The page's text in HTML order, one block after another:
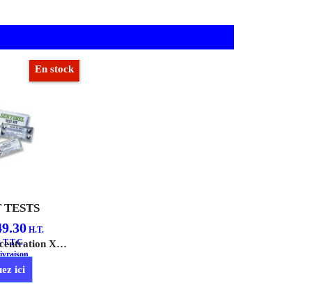
En stock
TESTS
H.T.
T.T.C.
Le Test de Concentration X100, facile à utiliser, permet de vérifier le bon dosage de Sentinel X100 dans l'installation.
ici